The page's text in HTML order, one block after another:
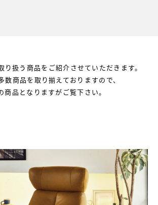
り扱う商品を ご紹介させていただきます。
数商品を取り揃えておりますので、
商品となりますがご覧下さい。